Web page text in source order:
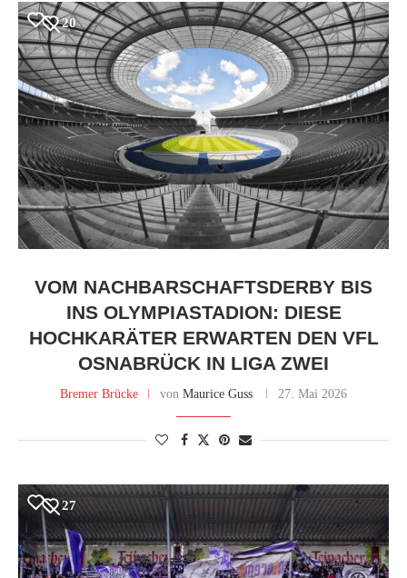
20
VOM NACHBARSCHAFTSDERBY BIS
INS OLYMPIASTADION: DIESE
HOCHKARÄTER ERWARTEN DEN VFL
OSNABRÜCK IN LIGA ZWEI
Bremer Brücke von Maurice Guss 27. Mai 2026
27